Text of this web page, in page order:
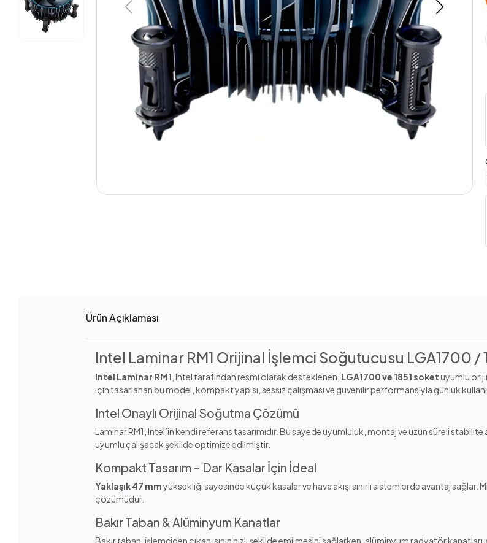
Ürün Açıklaması
Intel Laminar RM1 Orijinal İşlemci Soğutucusu LGA1700 /
Intel Laminar RM1 , Intel tarafından resmi olarak desteklenen, LGA1700 ve 1851 soketuyumlu
için tasarlanan bu model, kompakt yapısı, sessiz çalışması ve güvenilir performansıyla günlük
Intel Onaylı Orijinal Soğutma Çözümü
Laminar RM1, Intel’in kendi referans tasarımıdır. Bu sayede uyumluluk, montaj ve uzun süreli
uyumlu çalışacak şekilde optimize edilmiştir.
Kompakt Tasarım – Dar Kasalar İçin İdeal
Yaklaşık 47 mmyüksekliği sayesinde küçük kasalar ve hava akışı sınırlı sistemlerde avantaj
çözümüdür.
Bakır Taban & Alüminyum Kanatlar
Bakır taban, işlemciden çıkan ısının hızlı şekilde emilmesini sağlarken, alüminyum radyatör kanatları